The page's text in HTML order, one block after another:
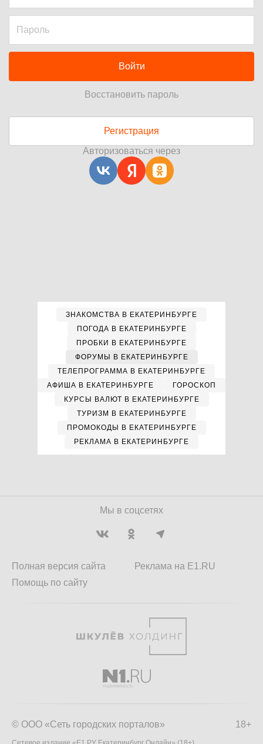
Войти
Восстановить пароль
Регистрация
Авторизоваться через
ЗНАКОМСТВА В ЕКАТЕРИНБУРГЕ
ПОГОДА В ЕКАТЕРИНБУРГЕ
ПРОБКИ В ЕКАТЕРИНБУРГЕ
ФОРУМЫ В ЕКАТЕРИНБУРГЕ
ТЕЛЕПРОГРАММА В ЕКАТЕРИНБУРГЕ
АФИША В ЕКАТЕРИНБУРГЕ
ГОРОСКОП
КУРСЫ ВАЛЮТ В ЕКАТЕРИНБУРГЕ
ТУРИЗМ В ЕКАТЕРИНБУРГЕ
ПРОМОКОДЫ В ЕКАТЕРИНБУРГЕ
РЕКЛАМА В ЕКАТЕРИНБУРГЕ
Мы в соцсетях
Полная версия сайта
Помощь по сайту
Реклама на E1.RU
18+
© ООО «Сеть городских порталов»